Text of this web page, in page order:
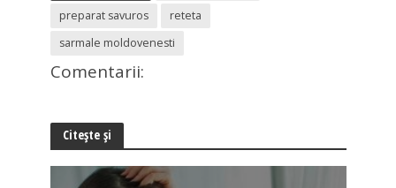
preparat savuros
reteta
sarmale moldovenesti
Comentarii:
Citește și